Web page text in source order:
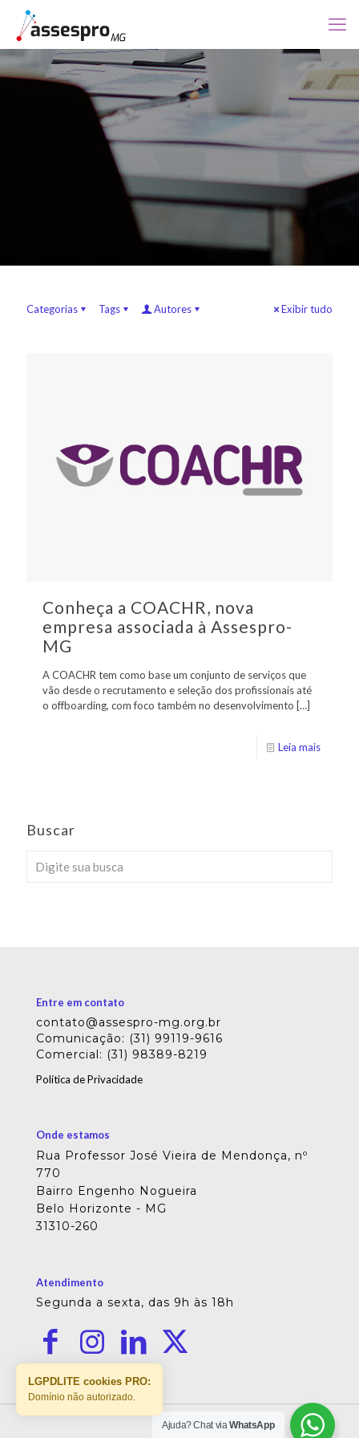
Categorias Tags Autores Exibir tudo
Conheça a COACHR, nova
empresa associada à Assespro-
MG
A COACHR tem como base um conjunto de serviços que
vão desde o recrutamento e seleção dos profissionais até
o offboarding, com foco também no desenvolvimento […]
Leia mais
Buscar
Entre em contato
contato@assespro-mg.org.br
Comunicação: (31) 99119-9616
Comercial: (31) 98389-8219
Política de Privacidade
Onde estamos
Rua Professor José Vieira de Mendonça, nº
770
Bairro Engenho Nogueira
Belo Horizonte - MG
31310-260
Atendimento
Segunda a sexta, das 9h às 18h
Ajuda? Chat viaWhatsApp
LGPDLITE cookies PRO:
Domínio não autorizado.